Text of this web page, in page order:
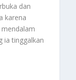
dan
karena
ia tinggalkan